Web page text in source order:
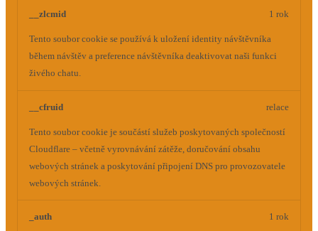
__zlcmid
Tento soubor cookie se používá k uložení identity návštěvníka
během návštěv a preference návštěvníka deaktivovat naši funkci
živého chatu.
1 rok
__cfruid
Tento soubor cookie je součástí služeb poskytovaných společností
Cloudflare – včetně vyrovnávání zátěže, doručování obsahu
webových stránek a poskytování připojení DNS pro provozovatele
webových stránek.
relace
_auth 1 rok